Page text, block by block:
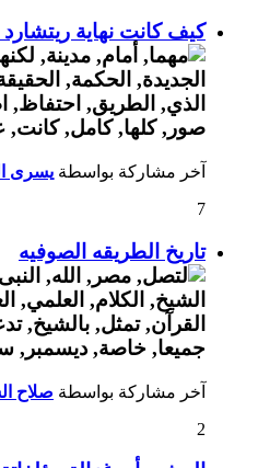
كيف كانت نهاية
آخر مشاركة بواسطة يسرى
7
تاريخ الطريقه الصوفيه
آخر مشاركة بواسطة صلاح
2